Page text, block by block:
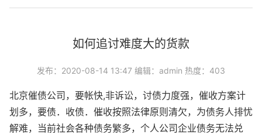
如何追讨难度大的货款
发布：2020-08-14 13:47 编辑：admin 热度：403
北京催债公司，要帐快,非诉讼，讨债力度强，催收方案计
划多，要债．收债．催收按照法律原则清欠，为债务人排忧
解难，当前社会各种债务繁多，个人公司企业债务无法兑